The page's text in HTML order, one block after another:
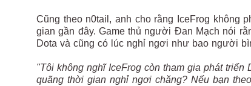
Cũng theo n0tail, anh cho rằng IceFrog không
gian gần đây. Game thủ người Đan Mạch nói
Dota và cũng có lúc nghỉ ngơi như bao người
"Tôi không nghĩ IceFrog còn tham gia phát
quãng thời gian nghỉ ngơi chăng? Nếu bạn